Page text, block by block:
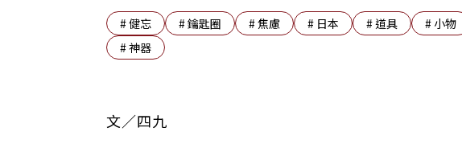
#健忘 #鑰匙圈 #焦慮 # 日本 #道具 # 小物
#神器
文／四九